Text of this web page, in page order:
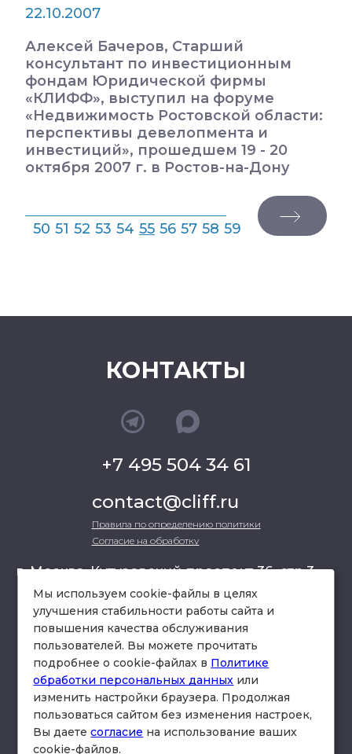
22.10.2007
Алексей Бачеров, Старший
консультант по инвестиционным
фондам Юридической фирмы
«КЛИФФ», выступил на форуме
«Недвижимость Ростовской области:
перспективы девелопмента и
инвестиций», прошедшем 19 - 20
октября 2007 г. в Ростов-на-Дону
50 51 52 53 54 55 56 57 58 59
КОНТАКТЫ
+7 495 504 34 61
contact@cliff.ru
Правила по определению политики
Согласие на обработку
г. Москва, Кутузовский проспект 36, стр.3 ,
офис 301
схема проезда
Мы используем cookie-файлы в целях
улучшения стабильности работы сайта и
повышения качества обслуживания
пользователей. Вы можете прочитать
подробнее о cookie-файлах в Политике
обработки персональных данных или
изменить настройки браузера. Продолжая
пользоваться сайтом без изменения настроек,
Вы даетесогласие на использование ваших
cookie-файлов.